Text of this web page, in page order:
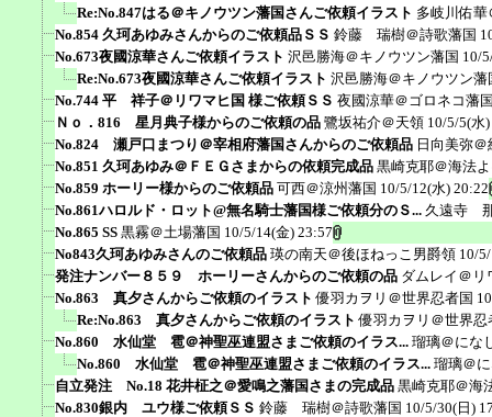
Re:No.847はる＠キノウツン藩国さんご依頼イラスト 多岐川佑華
No.854 久珂あゆみさんからのご依頼品ＳＳ 鈴藤 瑞樹＠詩歌藩国
No.673夜國涼華さんご依頼イラスト 沢邑勝海＠キノウツン藩国 10/
Re:No.673夜國涼華さんご依頼イラスト 沢邑勝海＠キノウツン藩
No.744 平 祥子＠リワマヒ国 様ご依頼ＳＳ 夜國涼華＠ゴロネコ藩
Ｎｏ．816 星月典子様からのご依頼の品 鷺坂祐介＠天領 10/5/5(水
No.824 瀬戸口まつり＠宰相府藩国さんからのご依頼品 日向美弥
No.851 久珂あゆみ＠ＦＥＧさまからの依頼完成品 黒崎克耶＠海法
No.859 ホーリー様からのご依頼品 可西＠涼州藩国 10/5/12(水) 20:22
No.861ハロルド・ロット@無名騎士藩国様ご依頼分のＳ... 久遠寺
No.865 SS 黒霧＠土場藩国 10/5/14(金) 23:57
No843久珂あゆみさんのご依頼品 瑛の南天＠後ほねっこ男爵領 10/
発注ナンバー８５９ ホーリーさんからのご依頼の品 ダムレイ＠リ
No.863 真夕さんからご依頼のイラスト 優羽カヲリ＠世界忍者国
Re:No.863 真夕さんからご依頼のイラスト 優羽カヲリ＠世界忍
No.860 水仙堂 雹＠神聖巫連盟さまご依頼のイラス... 瑠璃＠にな
No.860 水仙堂 雹＠神聖巫連盟さまご依頼のイラス... 瑠璃＠
自立発注 No.18 花井柾之＠愛鳴之藩国さまの完成品 黒崎克耶＠海
No.830銀内 ユウ様ご依頼ＳＳ 鈴藤 瑞樹＠詩歌藩国 10/5/30(日)